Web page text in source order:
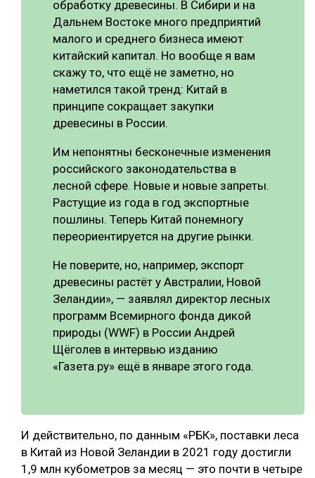
обработку древесины. В Сибири и на
Дальнем Востоке много предприятий
малого и среднего бизнеса имеют
китайский капитал. Но вообще я вам
скажу то, что ещё не заметно, но
наметился такой тренд: Китай в
принципе сокращает закупки
древесины в России.
Им непонятны бесконечные изменения
российского законодательства в
лесной сфере. Новые и новые запреты.
Растущие из года в год экспортные
пошлины. Теперь Китай понемногу
переориентируется на другие рынки.
Не поверите, но, например, экспорт
древесины растёт у Австралии, Новой
Зеландии», — заявлял директор лесных
программ Всемирного фонда дикой
природы (WWF) в России Андрей
Щёголев в интервью изданию
«Газета.ру» ещё в январе этого года.
И действительно, по данным «РБК», поставки леса
в Китай из Новой Зеландии в 2021 году достигли
1,9 млн кубометров за месяц — это почти в четыре